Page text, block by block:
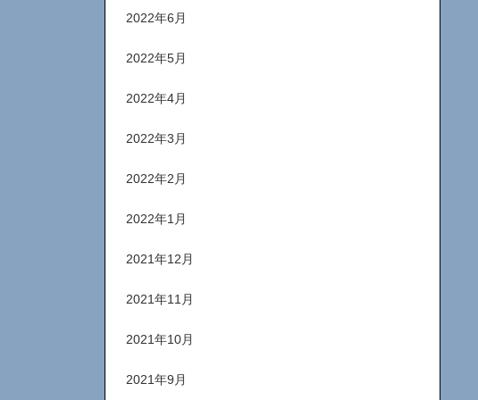
2022年6月
2022年5月
2022年4月
2022年3月
2022年2月
2022年1月
2021年12月
2021年11月
2021年10月
2021年9月